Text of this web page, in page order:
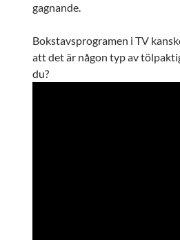
gagnande.
Bokstavsprogramen i TV
att det är någon typ av
du?